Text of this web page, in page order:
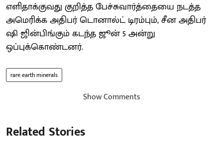
எளிதாக்குவது குறித்த பேச்சுவார்த்தையை நடத்த
அமெரிக்க அதிபர் டொனால்ட் டிரம்பும், சீன அதிபர்
ஷி ஜின்பிங்கும் கடந்த ஜூன் 5 அன்று
ஒப்புக்கொண்டனர்.
rare earth minerals
Show Comments
Related Stories